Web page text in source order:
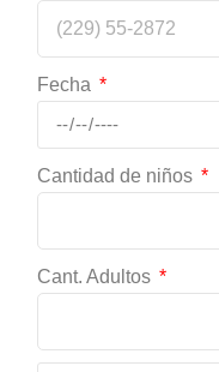
Fecha
Cantidad de niños
Cant. Adultos